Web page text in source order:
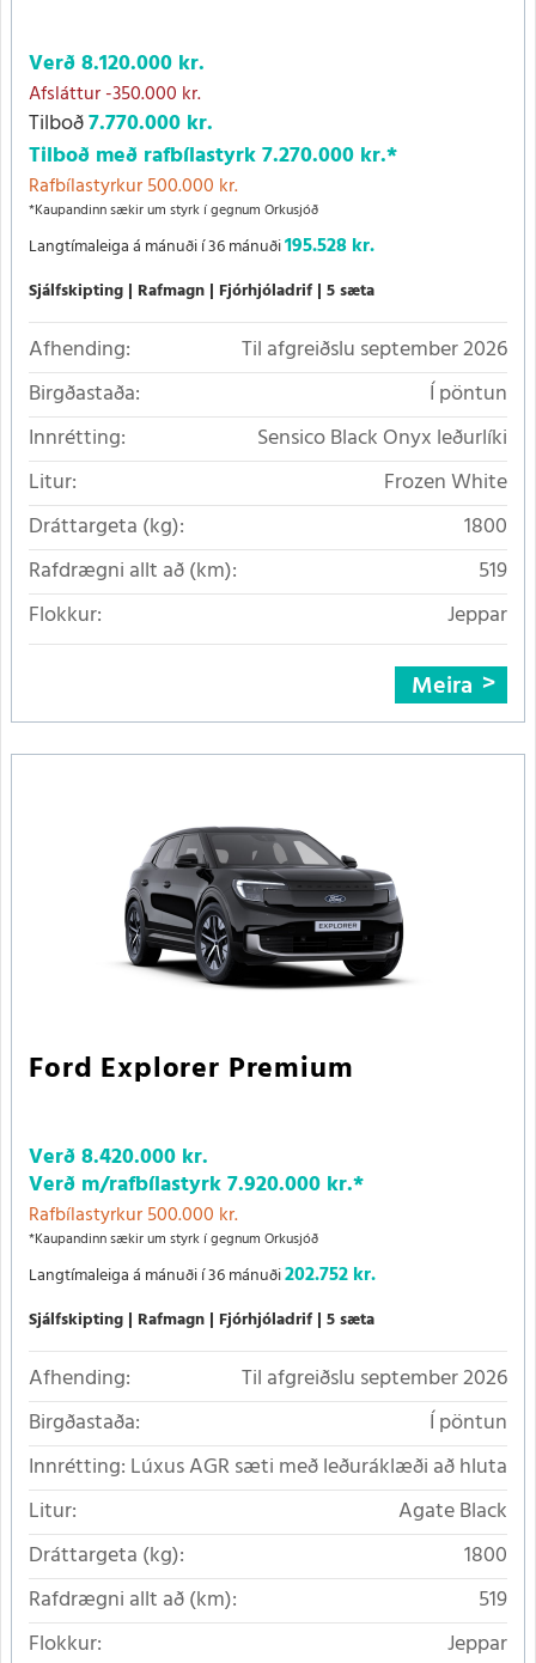
Verð8.120.000 kr.
Afsláttur-350.000 kr.
Tilboð7.770.000 kr.
Tilboð með rafbílastyrk7.270.000 kr.*
Rafbílastyrkur 500.000 kr.
*Kaupandinn sækir um styrk í gegnum Orkusjóð
Langtímaleiga á mánuði í 36 mánuði195.528 kr.
Sjálfskipting Rafmagn Fjórhjóladrif 5 sæta
Afhending:
Til afgreiðslu september 2026
Birgðastaða:
Í pöntun
Innrétting:
Sensico Black Onyx leðurlíki
Litur:
Frozen White
Dráttargeta (kg):
1800
Rafdrægni allt að (km):
519
Flokkur:
Jeppar
Meira
Ford Explorer Premium
Verð8.420.000 kr.
Verð m/rafbílastyrk7.920.000 kr.*
Rafbílastyrkur 500.000 kr.
*Kaupandinn sækir um styrk í gegnum Orkusjóð
Langtímaleiga á mánuði í 36 mánuði202.752 kr.
Sjálfskipting Rafmagn Fjórhjóladrif 5 sæta
Afhending:
Til afgreiðslu september 2026
Birgðastaða:
Í pöntun
Innrétting: Lúxus AGR sæti með leðuráklæði að hluta
Litur:
Agate Black
Dráttargeta (kg):
1800
Rafdrægni allt að (km):
519
Flokkur:
Jeppar